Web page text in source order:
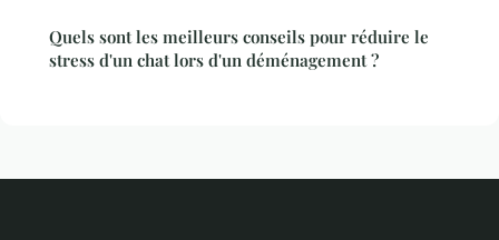
Quels sont les meilleurs conseils pour réduire le
stress d'un chat lors d'un déménagement ?